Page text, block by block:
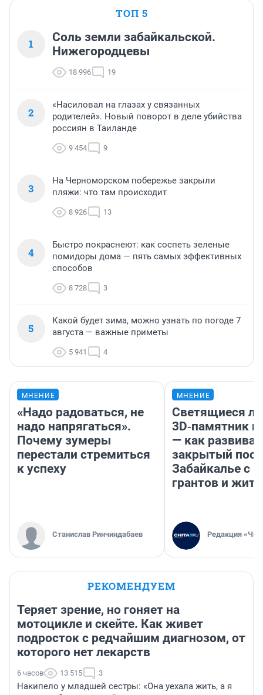
ТОП 5
1
Соль земли забайкальской.
Нижегородцевы
18 996 19
2
«Насиловал на глазах у связанных
родителей». Новый поворот в деле убийства
россиян в Таиланде
9 454 9
3
На Черноморском побережье закрыли
пляжи: что там происходит
8 926 13
4
Быстро покраснеют: как соспеть зеленые
помидоры дома — пять самых эффективных
способов
8 728 3
5
Какой будет зима, можно узнать по погоде 7
августа — важные приметы
5 941 4
МНЕНИЕ
«Надо радоваться, не
надо напрягаться».
Почему зумеры
перестали стремиться
к успеху
Станислав Ринчиндабаев
МНЕНИЕ
Светящиеся
3D‑памятник и
— как
закрытый
Забайкалье с
грантов и
Редакция
РЕКОМЕНДУЕМ
Теряет зрение, но гоняет на
мотоцикле и скейте. Как живет
подросток с редчайшим диагнозом, от
которого нет лекарств
6 часов 13 515 3
Накипело у младшей сестры: «Она уехала жить, а я